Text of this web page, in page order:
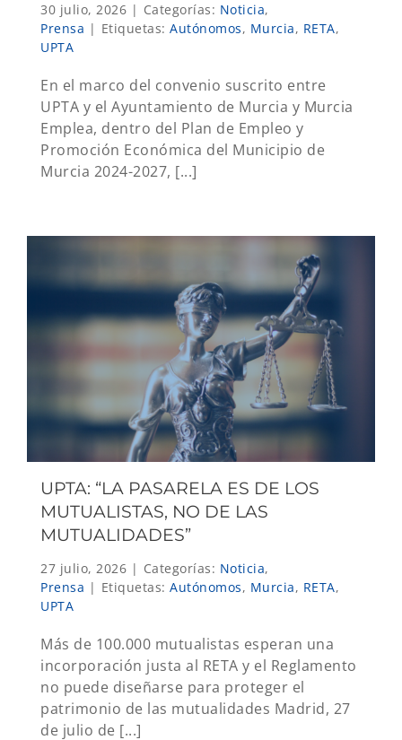
30 julio, 2026 | Categorías: Noticia,
Prensa | Etiquetas: Autónomos, Murcia, RETA,
UPTA
En el marco del convenio suscrito entre
UPTA y el Ayuntamiento de Murcia y Murcia
Emplea, dentro del Plan de Empleo y
Promoción Económica del Municipio de
Murcia 2024-2027, [...]
UPTA: “LA PASARELA ES DE LOS
MUTUALISTAS, NO DE LAS
MUTUALIDADES”
27 julio, 2026 | Categorías: Noticia,
Prensa | Etiquetas: Autónomos, Murcia, RETA,
UPTA
Más de 100.000 mutualistas esperan una
incorporación justa al RETA y el Reglamento
no puede diseñarse para proteger el
patrimonio de las mutualidades Madrid, 27
de julio de [...]